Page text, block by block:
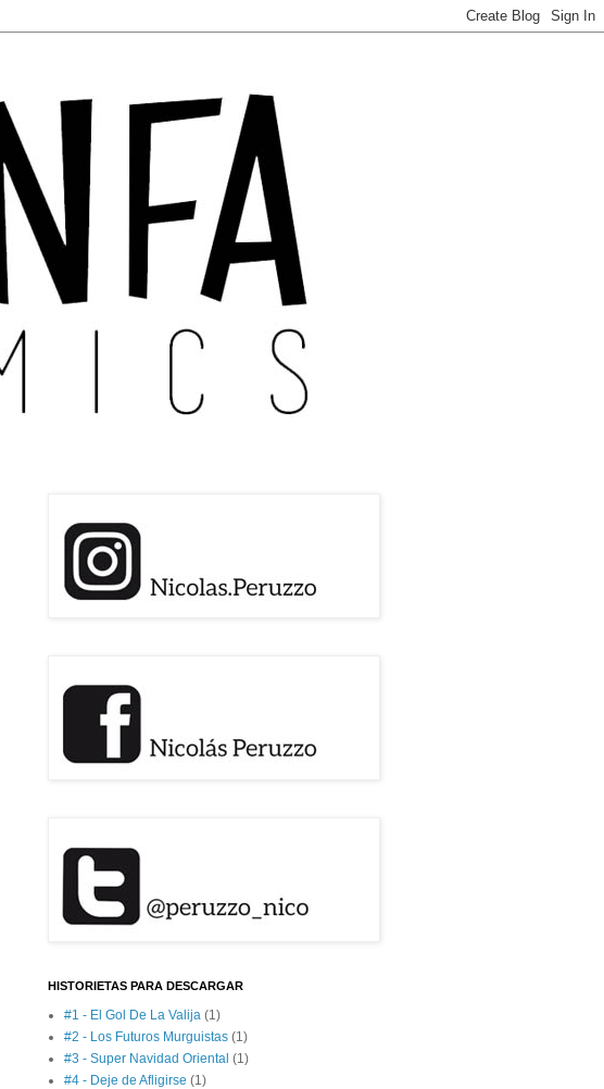
HISTORIETAS PARA DESCARGAR
#1 - El Gol De La Valija (1)
#2 - Los Futuros Murguistas (1)
#3 - Super Navidad Oriental (1)
#4 - Deje de Afligirse (1)